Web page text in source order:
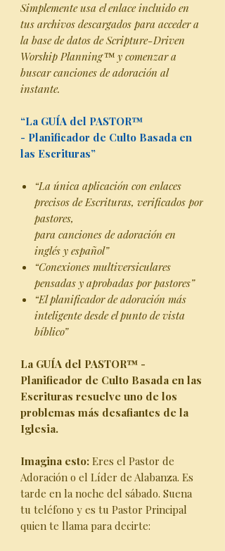
Simplemente usa el enlace incluido en
tus archivos descargados para acceder a
la base de datos de Scripture-Driven
Worship Planning™ y comenzar a
buscar canciones de adoración al
instante.
“La GUÍA del PASTOR™
- Planificador de Culto Basada en
las Escrituras”
“La única aplicación con enlaces
precisos de Escrituras, verificados por
pastores,
para canciones de adoración en
inglés y español”
“Conexiones multiversiculares
pensadas y aprobadas por pastores”
“El planificador de adoración más
inteligente desde el punto de vista
bíblico”
La GUÍA del PASTOR™ -
Planificador de Culto Basada en las
Escrituras resuelve uno de los
problemas más desafiantes de la
Iglesia.
Imagina esto: Eres el Pastor de
Adoración o el Líder de Alabanza. Es
tarde en la noche del sábado. Suena
tu teléfono y es tu Pastor Principal
quien te llama para decirte: